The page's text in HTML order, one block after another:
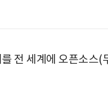
전 세계에 오픈소스(